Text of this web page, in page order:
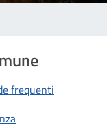
frequenti